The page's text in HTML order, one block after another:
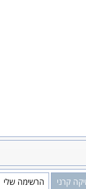
קרני הרשימה שלי